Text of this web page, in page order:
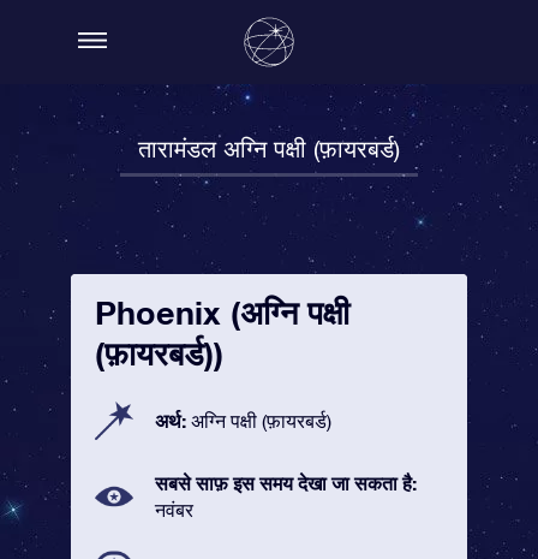
तारामंडल अग्नि पक्षी (फ़ायरबर्ड)
Phoenix (अग्नि पक्षी
(फ़ायरबर्ड))
अर्थ: अग्नि पक्षी (फ़ायरबर्ड)
सबसे साफ़ इस समय देखा जा सकता है:
नवंबर